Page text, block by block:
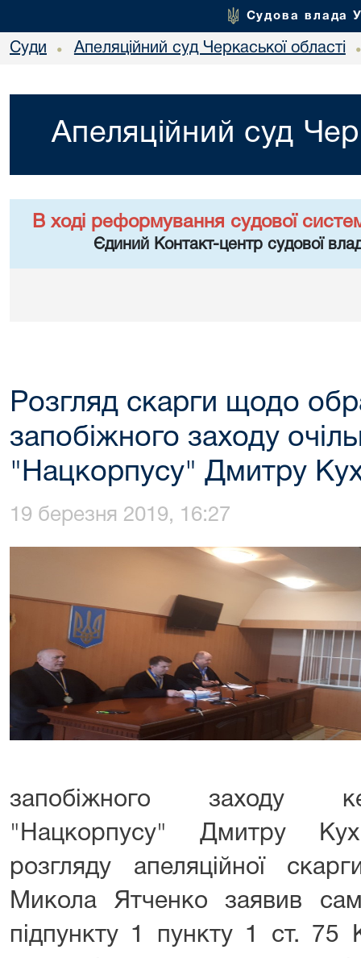
Судова влада
Суди • Апеляційний суд Черкаської області
Апеляційний суд
В ході реформування судової
Єдиний Контакт-центр судової
Розгляд скарги щодо
запобіжного заходу
"Нацкорпусу" Дмитру
19 березня 2019, 16:27
запобіжного заходу
"Нацкорпусу" Дмитру
розгляду апеляційної
Микола Ятченко заявив
підпункту 1 пункту 1 ст.